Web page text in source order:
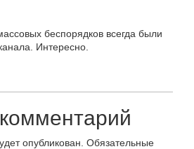
беспорядков всегда были
Интересно.
опубликован. Обязательные